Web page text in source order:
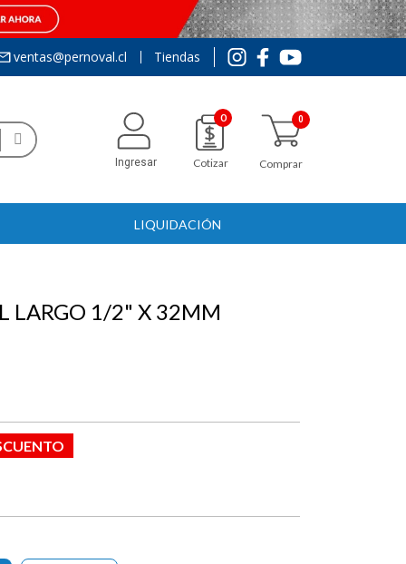
ventas@pernoval.cl Tiendas
Ingresar
0
Cotizar Comprar
LIQUIDACIÓN
LARGO 1/2" X 32MM